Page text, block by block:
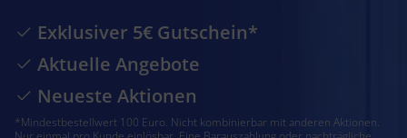
Exklusiver 5€ Gutschein*
Aktuelle Angebote
Neueste Aktionen
*Mindestbestellwert 100 Euro. Nicht kombinierbar mit anderen Aktionen.